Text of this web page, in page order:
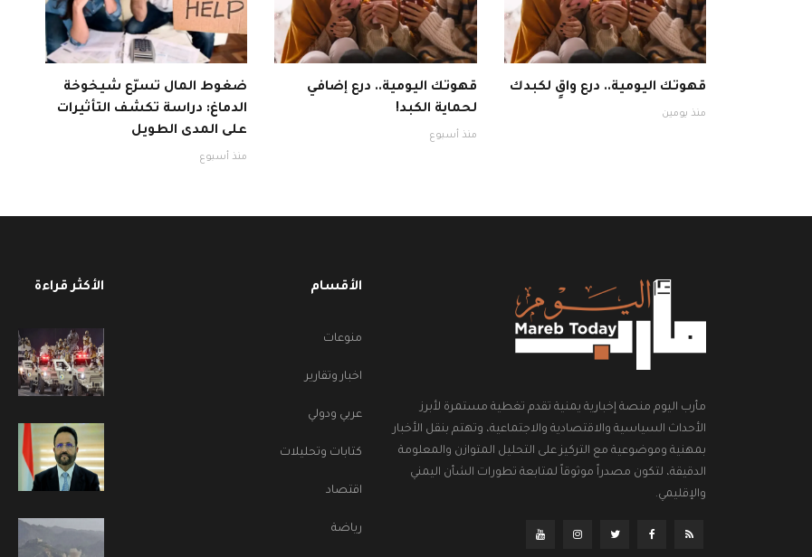
قهوتك اليومية.. درع واقٍ لكبدك
منذ يومين
قهوتك اليومية.. درع إضافي
لحماية الكبد!
منذ أسبوع
ضغوط المال تسرّع شيخوخة
الدماغ: دراسة تكشف التأثيرات
على المدى الطويل
منذ أسبوع
مأرب اليوم منصة إخبارية يمنية تقدم تغطية مستمرة لأبرز
الأحداث السياسية والاقتصادية والاجتماعية، وتهتم بنقل الأخبار
بمهنية وموضوعية مع التركيز على التحليل المتوازن والمعلومة
الدقيقة، لتكون مصدراً موثوقاً لمتابعة تطورات الشأن اليمني
والإقليمي.
الأقسام
منوعات
اخبار وتقارير
عربي ودولي
كتابات وتحليلات
اقتصاد
رياضة
الأكثر قراءة